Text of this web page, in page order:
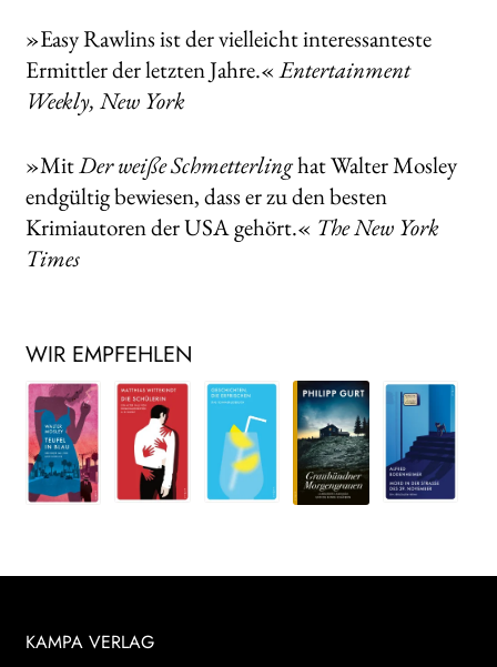
»Easy Rawlins ist der vielleicht interessanteste
Ermittler der letzten Jahre.«Entertainment
Weekly, New York
»MitDer weiße Schmetterlinghat Walter Mosley
endgültig bewiesen, dass er zu den besten
Krimiautoren der USA gehört.« The New York
Times
WIR EMPFEHLEN
KAMPA VERLAG